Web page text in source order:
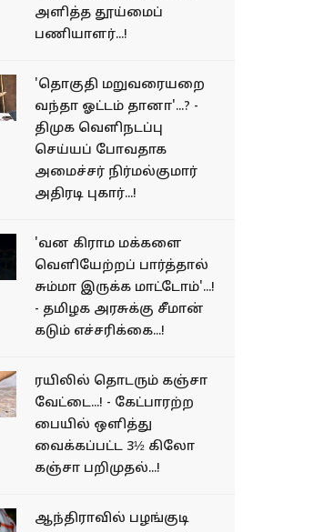
அளித்த தூய்மைப்
பணியாளர்...!
'தொகுதி மறுவரையறை
வந்தா ஓட்டம் தானா'...? -
திமுக வெளிநடப்பு
செய்யப் போவதாக
அமைச்சர் நிர்மல்குமார்
அதிரடி புகார்...!
'வன கிராம மக்களை
வெளியேற்றப் பார்த்தால்
சும்மா இருக்க மாட்டோம்'...!
- தமிழக அரசுக்கு சீமான்
கடும் எச்சரிக்கை...!
ரயிலில் தொடரும் கஞ்சா
வேட்டை...! - கேட்பாரற்ற
பையில் ஒளித்து
வைக்கப்பட்ட 3½ கிலோ
கஞ்சா பறிமுதல்...!
ஆந்திராவில் பழங்​குடி​